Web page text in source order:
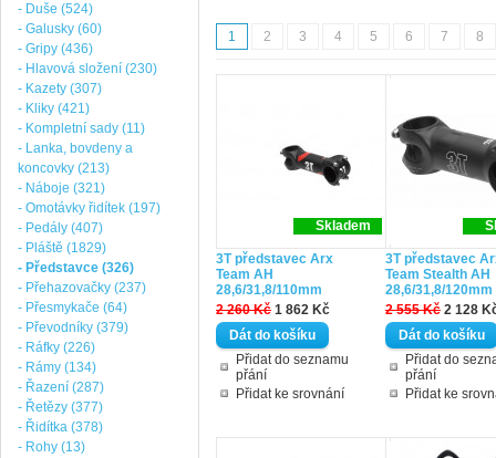
1 2 3 4 5 6 7 8
Skladem
3T představec Arx
Team AH
28,6/31,8/110mm
2 260 Kč 1 862 Kč
Přidat do seznamu
přání
Přidat ke srovnání
3T představec
Team Stealth AH
28,6/31,8/120mm
2 555 Kč 2 128
Přidat do
přání
Přidat ke
- Duše (524)
- Galusky (60)
- Gripy (436)
- Hlavová složení (230)
- Kazety (307)
- Kliky (421)
- Kompletní sady (11)
- Lanka, bovdeny a
koncovky (213)
- Náboje (321)
- Omotávky řidítek (197)
- Pedály (407)
- Pláště (1829)
- Představce (326)
- Přehazovačky (237)
- Přesmykače (64)
- Převodníky (379)
- Ráfky (226)
- Rámy (134)
- Řazení (287)
- Řetězy (377)
- Řidítka (378)
- Rohy (13)